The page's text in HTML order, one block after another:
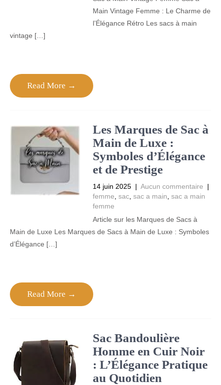
Main Vintage Femme : Le Charme de
l’Élégance Rétro Les sacs à main
vintage […]
Read More →
Les Marques de Sac à
Main de Luxe :
Symboles d’Élégance
et de Prestige
14 juin 2025 | Aucun commentaire
|
femme sac, sac a main sac a main
femme
Article sur les Marques de Sacs à
Main de Luxe Les Marques de Sacs à Main de Luxe : Symboles
d’Élégance […]
Read More →
Sac Bandoulière
Homme en Cuir Noir
: L’Élégance Pratique
au Quotidien